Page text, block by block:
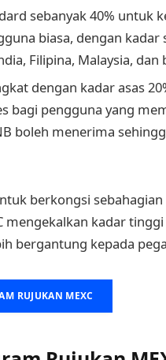
sebanyak 40% untuk
biasa, dengan kadar
Filipina, Malaysia, dan
dengan kadar asas
bagi pengguna yang
boleh menerima
berkongsi
kadar
bergantung kepada
RUJUKAN MEXC